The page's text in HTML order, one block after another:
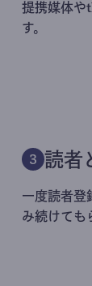
提携媒体や
す。
3 読者
一度読者登
み続けても